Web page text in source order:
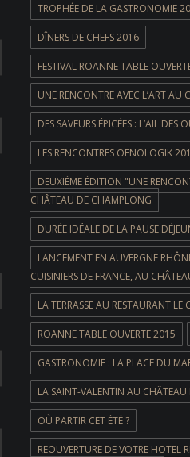
TROPHÉE DE LA GASTRONOMIE
DÎNERS DE CHEFS 2016
FESTIVAL ROANNE TABLE
UNE RENCONTRE AVEC L’ART
DES SAVEURS ÉPICÉES : L’AIL DES
LES RENCONTRES OENOLOGIK
DEUXIÈME ÉDITION "UNE
CHÂTEAU DE CHAMPLONG
DURÉE IDÉALE DE LA PAUSE
LANCEMENT EN AUVERGNE
CUISINIERS DE FRANCE, AU
LA TERRASSE AU RESTAURANT
ROANNE TABLE OUVERTE 2015
GASTRONOMIE : LA PLACE DU
LA SAINT-VALENTIN AU
OÙ PARTIR CET ÉTÉ ?
REOUVERTURE DE VOTRE HOTEL